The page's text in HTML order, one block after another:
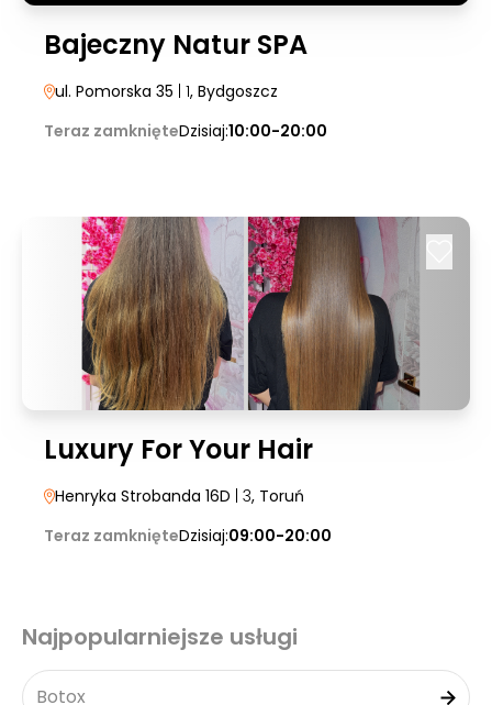
Bajeczny Natur SPA
ul. Pomorska 35 | 1, Bydgoszcz
Teraz zamknięteDzisiaj:10:00-20:00
Luxury For Your Hair
Henryka Strobanda 16D | 3, Toruń
Teraz zamknięteDzisiaj:09:00-20:00
Najpopularniejsze usługi
Botox